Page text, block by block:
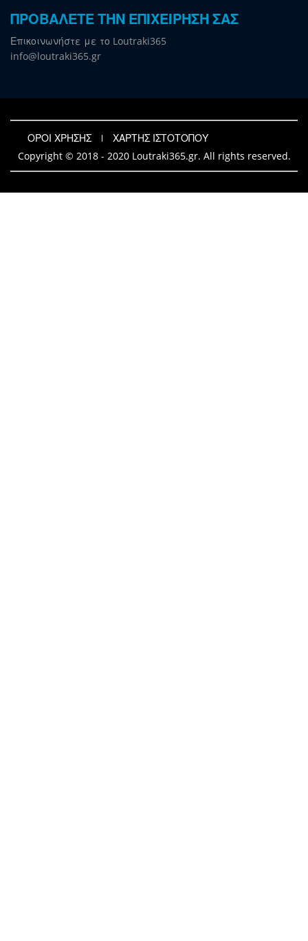
ΠΡΟΒΑΛΕΤΕ ΤΗΝ ΕΠΙΧΕΙΡΗΣΗ ΣΑΣ
Επικοινωνήστε με το Loutraki365
info@loutraki365.gr
ΟΡΟΙ ΧΡΗΣΗΣ
ΧΑΡΤΗΣ ΙΣΤΟΤΟΠΟΥ
Copyright © 2018 - 2020 Loutraki365.gr. All rights reserved.